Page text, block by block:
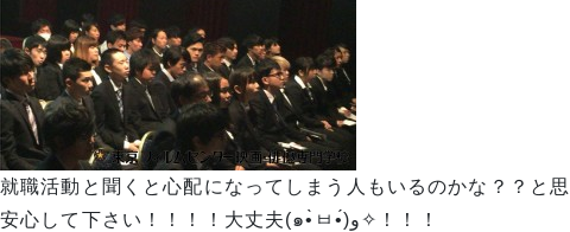
就職活動と聞くと心配になってしまう人もいるのかな？？と思
安心して下さい！！！！大丈夫(๑•̀ㅂ•́)و✧！！！